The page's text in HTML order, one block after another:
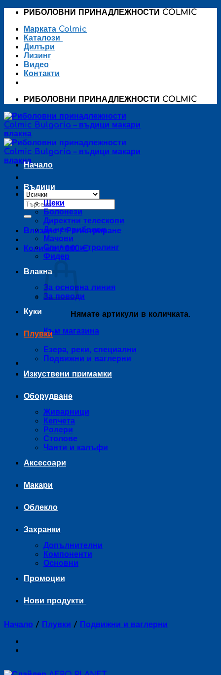
Skip
content
РИБОЛОВНИ ПРИНАДЛЕЖНОСТИ COLMIC
Марката Colmic
Каталози
Дилъри
Лизинг
Видео
Контакти
РИБОЛОВНИ ПРИНАДЛЕЖНОСТИ COLMIC
Търсене
за:
Влизане / Регистриране
Количка /0,00€
Нямате артикули в количката.
Към магазина
Начало
Въдици
Щеки
Болонези
Директни телескопи
Дънен риболов
Мачови
Спининг и тролинг
Фидер
Влакна
За основна линия
За поводи
Куки
Плувки
Езера, реки, специални
Подвижни и ваглерни
Изкуствени примамки
Оборудване
Живарници
Кепчета
Ролери
Столове
Чанти и калъфи
Аксесоари
Макари
Облекло
Захранки
Допълнителни
Компоненти
Основни
Промоции
Нови продукти
Начало / Плувки / Подвижни и ваглерни